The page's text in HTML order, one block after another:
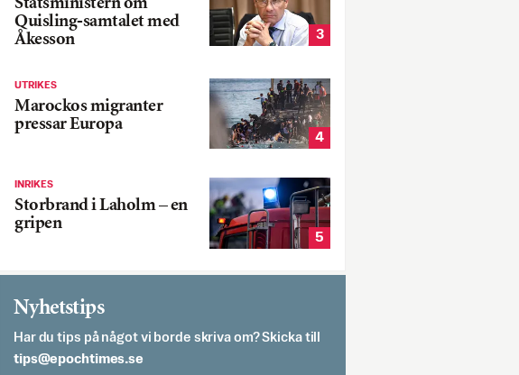
Statsministern om
Quisling-samtalet med
Åkesson
3
UTRIKES
Marockos migranter
pressar Europa
4
INRIKES
Storbrand i Laholm – en
gripen
5
Nyhetstips
Har du tips på något vi borde skriva om? Skicka till
es.semithcope@spit